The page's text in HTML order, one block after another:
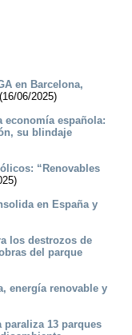
en Barcelona,
06/2025)
economía española:
su blindaje
“Renovables
en España y
los destrozos de
del parque
energía renovable y
13 parques